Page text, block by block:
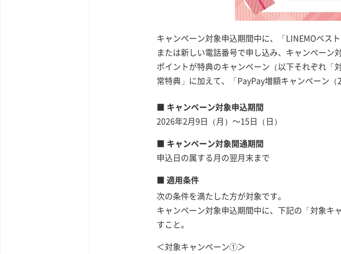
キャンペーン対象申込期間中に、「LINEMOベス
または新しい電話番号で申し込み、キャンペー
ポイントが特典のキャンペーン（以下それぞれ
常特典」に加えて、「PayPay増額キャンペーン
■ キャンペーン対象申込期間
2026年2月9日（月）～15日（日）
■ キャンペーン対象開通期間
申込日の属する月の翌月末まで
■ 適用条件
次の条件を満たした方が対象です。
キャンペーン対象申込期間中に、下記の「対象
すこと。
＜対象キャンペーン①＞